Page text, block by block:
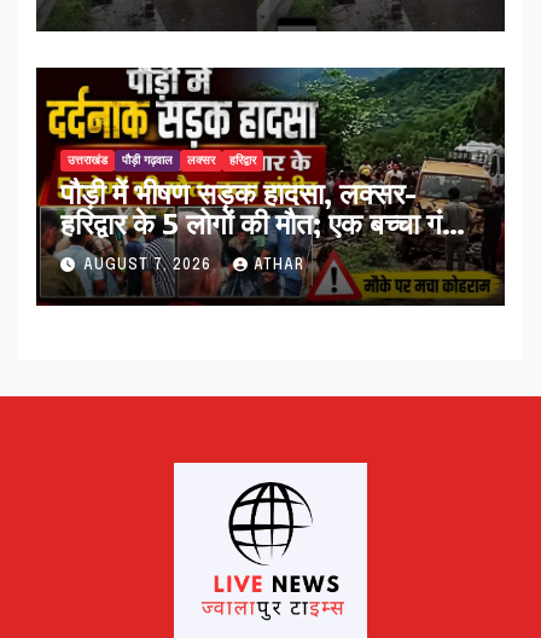
उत्तराखंड पौड़ी गढ़वाल लक्सर हरिद्वार
पौड़ी में भीषण सड़क हादसा, लक्सर-
हरिद्वार के 5 लोगों की मौत; एक बच्चा गंभीर
घायल…
AUGUST 7, 2026 ATHAR